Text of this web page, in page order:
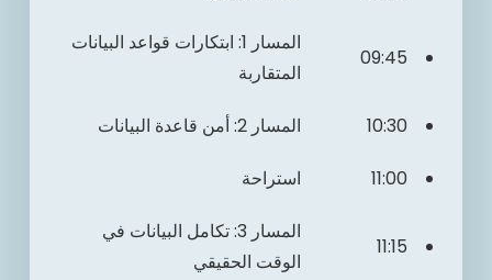
09:45
المسار 1: ابتكارات قواعد البيانات
المتقاربة
10:30 المسار 2: أمن قاعدة البيانات
11:00 استراحة
11:15
المسار 3: تكامل البيانات في
الوقت الحقيقي